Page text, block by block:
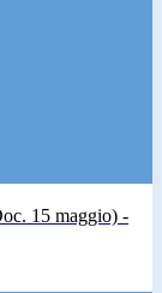
15 maggio) -